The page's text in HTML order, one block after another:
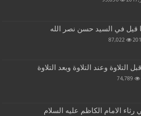
قيل في السيد حسن نصر الله
87,022
التلاوة وعند التلاوة وبعد التلاوة
74,789
رثاء الامام الكاظم عليه السلام